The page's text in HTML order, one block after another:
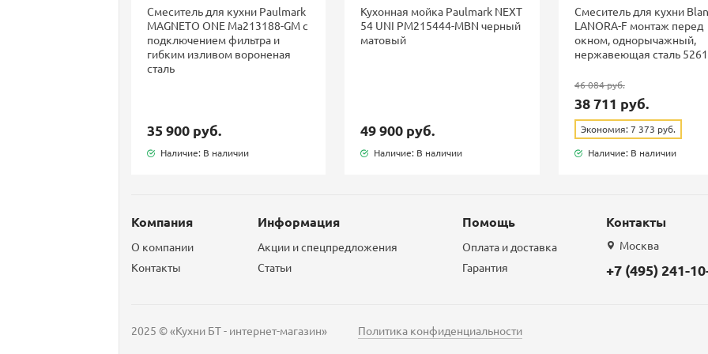
Смеситель для кухни Paulmark
MAGNETO ONE Ma213188-GM с
подключением фильтра и
гибким изливом вороненая
сталь
35 900 руб.
Наличие: В наличии
Кухонная мойка Paulmark NEXT
54 UNI PM215444-MBN черный
матовый
49 900 руб.
Наличие: В наличии
Смеситель для кухни
LANORA-F монтаж перед
окном, однорычажный,
нержавеющая сталь
46 084 руб.
38 711 руб.
Экономия: 7 373 руб.
Наличие: В наличии
Компания
О компании
Контакты
Информация
Акции и спецпредложения
Статьи
Помощь
Оплата и доставка
Гарантия
Контакты
Москва
+7 (495) 241-
2025 © «Кухни БТ - интернет-магазин» Политика конфиденциальности